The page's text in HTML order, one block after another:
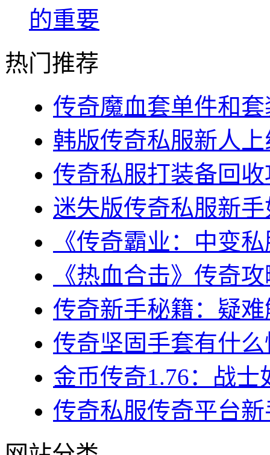
的重要
热门推荐
传奇魔血套单件和
韩版传奇私服新人
传奇私服打装备回
迷失版传奇私服新
《传奇霸业：中变
《热血合击》传奇
传奇新手秘籍：疑
传奇坚固手套有什么
金币传奇1.76：战
传奇私服传奇平台